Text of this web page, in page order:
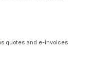
quotes and e-invoices